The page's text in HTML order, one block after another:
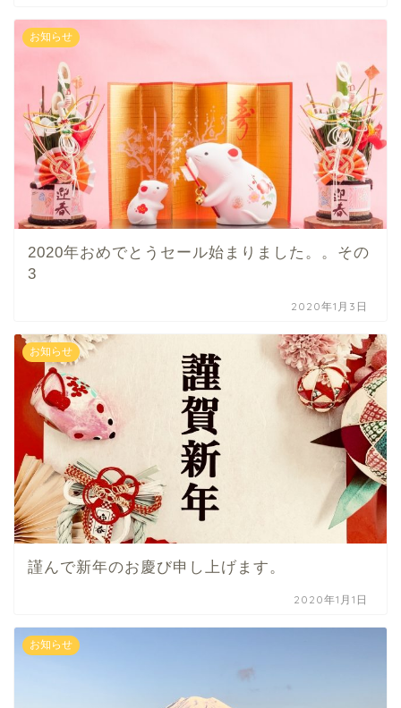
お知らせ
2020年おめでとうセール始まりました。。その
3
2020年1月3日
お知らせ
謹んで新年のお慶び申し上げます。
2020年1月1日
お知らせ